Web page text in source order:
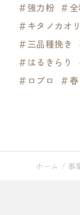
＃強力粉 ＃
＃キタノカオリ
＃三品種挽き
＃はるきらり
＃ロブロ
＃
ホーム / 事